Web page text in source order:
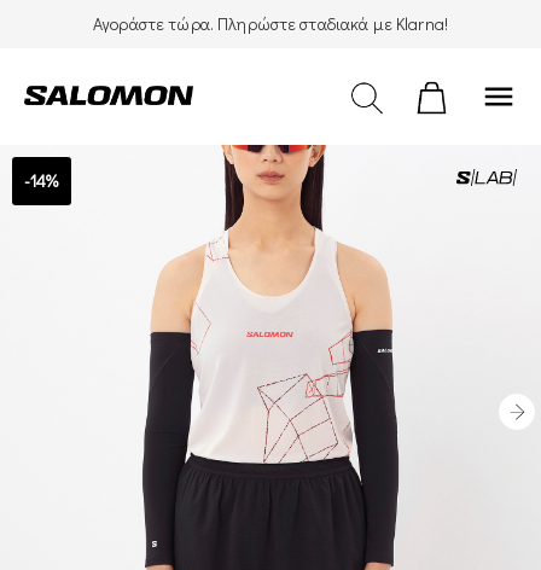
Αγοράστε τώρα. Πληρώστε σταδιακά με Klarna!
menu
-14%